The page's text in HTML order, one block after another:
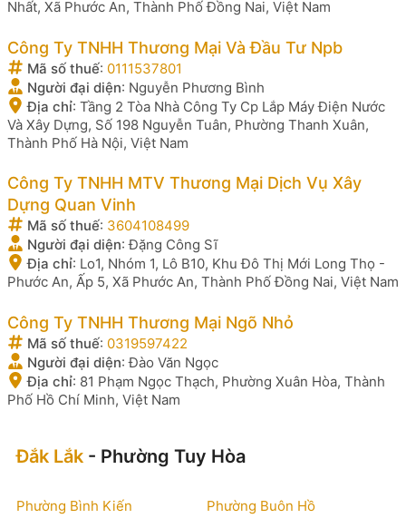
Nhất, Xã Phước An, Thành Phố Đồng Nai, Việt Nam
Công Ty TNHH Thương Mại Và Đầu Tư Npb
Mã số thuế: 0111537801
Người đại diện: Nguyễn Phương Bình
Địa chỉ: Tầng 2 Tòa Nhà Công Ty Cp Lắp Máy Điện Nước
Và Xây Dựng, Số 198 Nguyễn Tuân, Phường Thanh Xuân,
Thành Phố Hà Nội, Việt Nam
Công Ty TNHH MTV Thương Mại Dịch Vụ Xây
Dựng Quan Vinh
Mã số thuế: 3604108499
Người đại diện:Đặng Công Sĩ
Địa chỉ: Lo1, Nhóm 1, Lô B10, Khu Đô Thị Mới Long Thọ -
Phước An, Ấp 5, Xã Phước An, Thành Phố Đồng Nai, Việt Nam
Công Ty TNHH Thương Mại Ngõ Nhỏ
Mã số thuế: 0319597422
Người đại diện:Đào Văn Ngọc
Địa chỉ: 81 Phạm Ngọc Thạch, Phường Xuân Hòa, Thành
Phố Hồ Chí Minh, Việt Nam
Đắk Lắk - Phường Tuy Hòa
Phường Bình Kiến
Phường Buôn Hồ